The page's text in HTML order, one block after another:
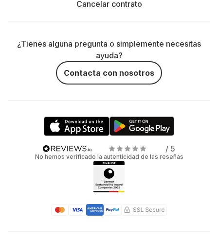
Cancelar contrato
¿Tienes alguna pregunta o simplemente necesitas
ayuda?
Contacta con nosotros
/ 5
No hemos verificado la autenticidad de las reseñas